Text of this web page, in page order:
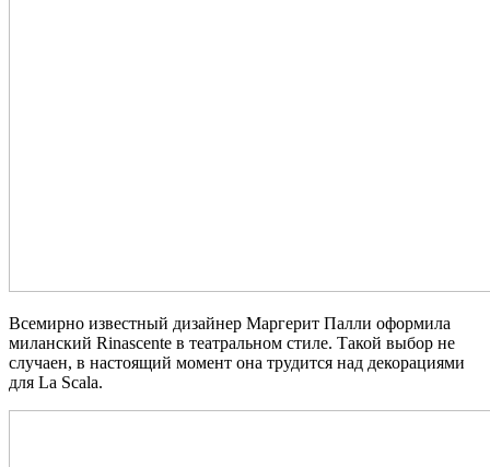
Всемирно известный дизайнер Маргерит Палли оформила
миланский Rinascente в театральном стиле. Такой выбор не
случаен, в настоящий момент она трудится над декорациями
для La Scala.